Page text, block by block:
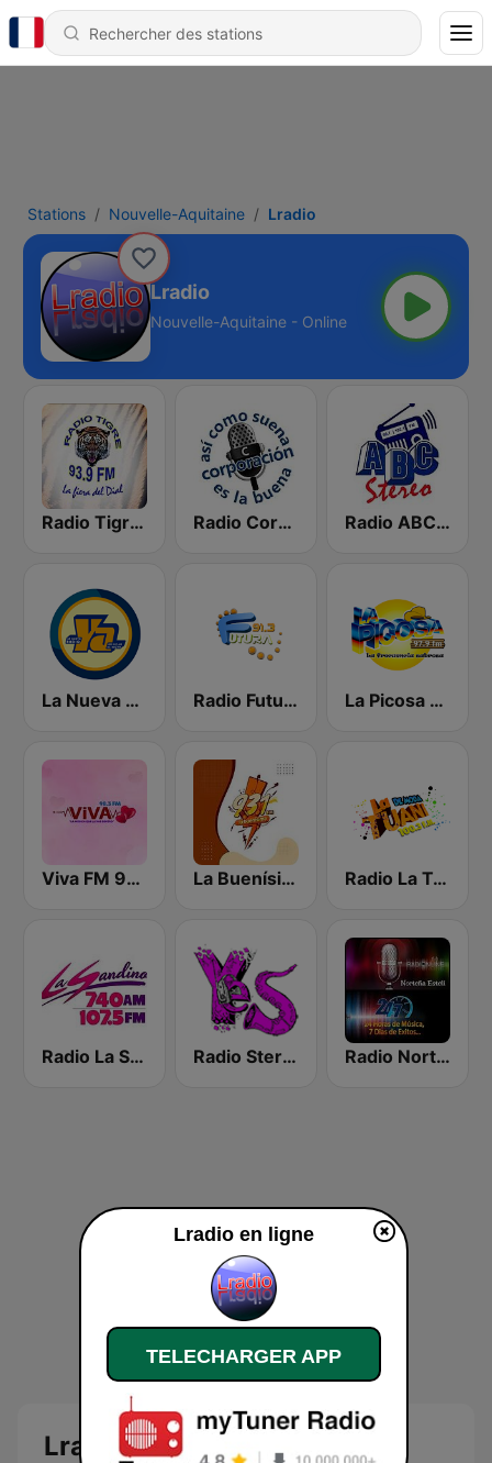
Stations Nouvelle-Aquitaine Lradio
Lradio
Nouvelle-Aquitaine - Online
Radio Tigre 93.9 FM Radio Corporación (YNOW) Radio ABC Stereo
La Nueva Radio Ya 600 Radio Futura 91.3 FM La Picosa 97.9 FM
Viva FM 98.3 FM La Buenísima Radio La Tuani
Radio La Sandino Radio Stereo Yes 90.1 Radio Norteña Esteli
Lradio
Lradio en ligne
TELECHARGER APP